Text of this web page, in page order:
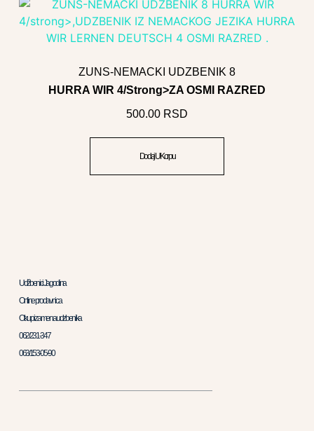
ZUNS-NEMACKI UDZBENIK 8
HURRA WIR 4/strong>ZA OSMI RAZRED
500.00 RSD
Dodaj U Korpu
Udžbenici Jagodina
Online prodavnica
Otkup i zamena udzbenika
062/231-347
063/153-05-90